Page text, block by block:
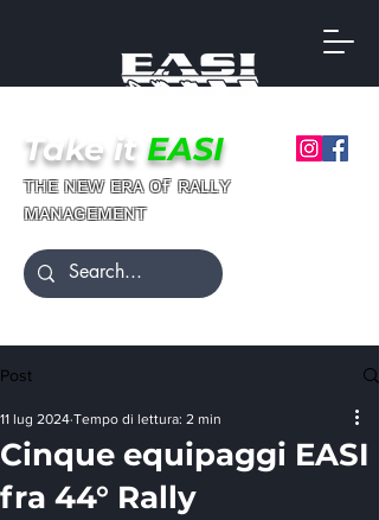
Take it EASI
ᴛʜᴇ ɴᴇᴡ ᴇʀᴀ ᴏғ ʀᴀʟʟʏ
ᴍᴀɴᴀɢᴇᴍᴇɴᴛ
Post
Cinque equipaggi EASI
fra 44° Rally
11 lug 2024 Tempo di lettura: 2 min